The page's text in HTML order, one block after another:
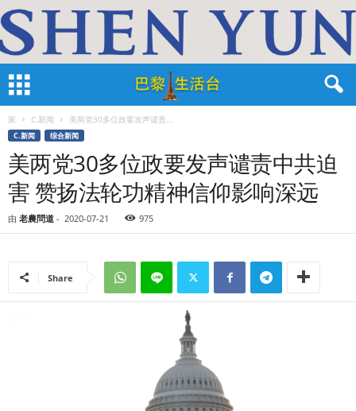
家 C.新闻 美两党30多位政要发声谴责...
C.新闻 综合新闻
美两党30多位政要发声谴责中共迫
害 赞扬法轮功精神信仰影响深远
由 老農問道 - 2020-07-21 975
Share